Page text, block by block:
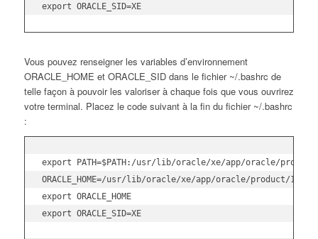
export ORACLE_SID=XE
Vous pouvez renseigner les variables d’environnement
ORACLE_HOME et ORACLE_SID dans le fichier ~/.bashrc de
telle façon à pouvoir les valoriser à chaque fois que vous ouvrirez
votre terminal. Placez le code suivant à la fin du fichier ~/.bashrc
:
export PATH=$PATH:/usr/lib/oracle/xe/app/oracle/
ORACLE_HOME=/usr/lib/oracle/xe/app/oracle/product/
export ORACLE_HOME
export ORACLE_SID=XE